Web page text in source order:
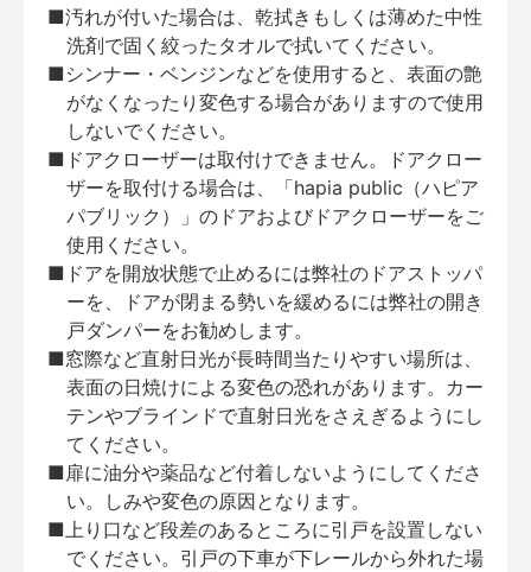
■汚れが付いた場合は、乾拭きもしくは薄めた中性
洗剤で固く絞ったタオルで拭いてください。
■シンナー・ベンジンなどを使用すると、表面の艶
がなくなったり変色する場合がありますので使用
しないでください。
■ドアクローザーは取付けできません。ドアクロー
ザーを取付ける場合は、「hapia public（ハピア
パブリック）」のドアおよびドアクローザーをご
使用ください。
■ドアを開放状態で止めるには弊社のドアストッパ
ーを、ドアが閉まる勢いを緩めるには弊社の開き
戸ダンパーをお勧めします。
■窓際など直射日光が長時間当たりやすい場所は、
表面の日焼けによる変色の恐れがあります。カー
テンやブラインドで直射日光をさえぎるようにし
てください。
■扉に油分や薬品など付着しないようにしてくださ
い。しみや変色の原因となります。
■上り口など段差のあるところに引戸を設置しない
でください。引戸の下車が下レールから外れた場